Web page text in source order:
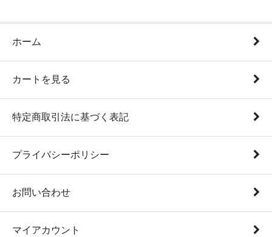
ホーム
カートを見る
特定商取引法に基づく表記
プライバシーポリシー
お問い合わせ
マイアカウント